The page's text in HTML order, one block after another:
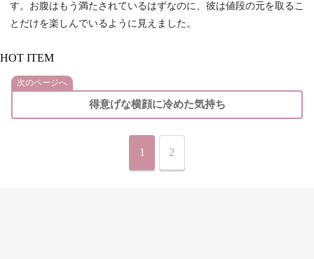
す。お腹はもう満たされているはずなのに、彼は値段の元を取るこ
とだけを楽しんでいるように見えました。
HOT ITEM
次のページへ
得意げな横顔に冷めた気持ち
1 2